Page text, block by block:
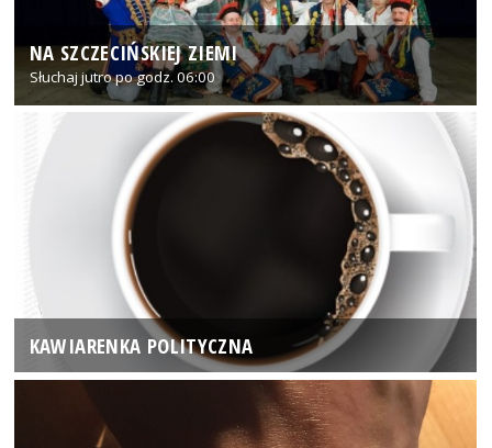
NA SZCZECIŃSKIEJ ZIEMI
Słuchaj jutro po godz. 06:00
KAWIARENKA POLITYCZNA